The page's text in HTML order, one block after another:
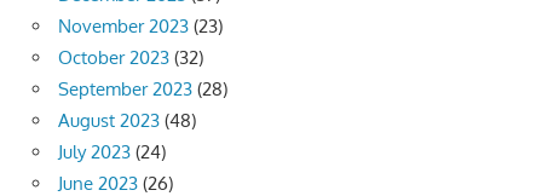
November 2023 (23)
October 2023 (32)
September 2023 (28)
August 2023 (48)
July 2023 (24)
June 2023 (26)